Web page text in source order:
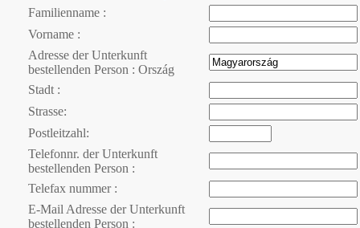
Familienname :
Vorname :
Adresse der Unterkunft
bestellenden Person : Ország
Stadt :
Strasse:
Postleitzahl:
Telefonnr. der Unterkunft
bestellenden Person :
Telefax nummer :
E-Mail Adresse der Unterkunft
bestellenden Person :